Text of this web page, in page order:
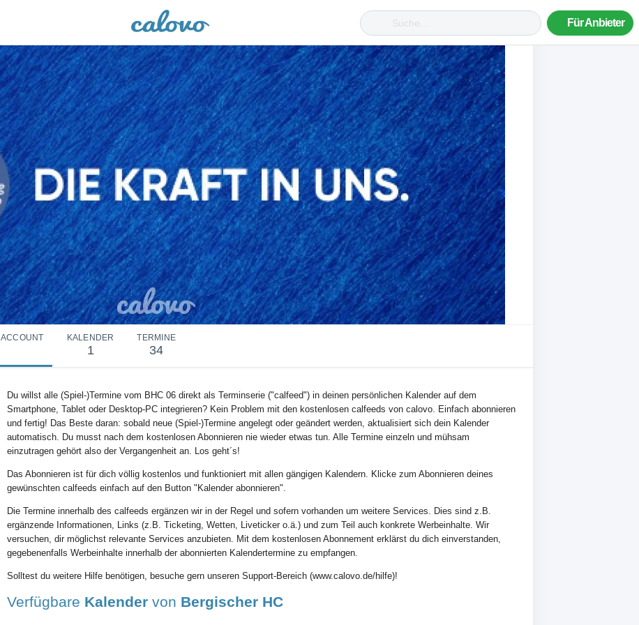
Für Anbieter
ACCOUNT KALENDER
1
TERMINE
34
Du willst alle (Spiel-)Termine vom BHC 06 direkt als Terminserie ("calfeed") in deinen persönlichen Kalender auf dem
Smartphone, Tablet oder Desktop-PC integrieren? Kein Problem mit den kostenlosen calfeeds von calovo. Einfach abonnieren
und fertig! Das Beste daran: sobald neue (Spiel-)Termine angelegt oder geändert werden, aktualisiert sich dein Kalender
automatisch. Du musst nach dem kostenlosen Abonnieren nie wieder etwas tun. Alle Termine einzeln und mühsam
einzutragen gehört also der Vergangenheit an. Los geht´s!
Das Abonnieren ist für dich völlig kostenlos und funktioniert mit allen gängigen Kalendern. Klicke zum Abonnieren deines
gewünschten calfeeds einfach auf den Button "Kalender abonnieren".
Die Termine innerhalb des calfeeds ergänzen wir in der Regel und sofern vorhanden um weitere Services. Dies sind z.B.
ergänzende Informationen, Links (z.B. Ticketing, Wetten, Liveticker o.ä.) und zum Teil auch konkrete Werbeinhalte. Wir
versuchen, dir möglichst relevante Services anzubieten. Mit dem kostenlosen Abonnement erklärst du dich einverstanden,
gegebenenfalls Werbeinhalte innerhalb der abonnierten Kalendertermine zu empfangen.
Solltest du weitere Hilfe benötigen, besuche gern unseren Support-Bereich (www.calovo.de/hilfe)!
Verfügbare Kalender von Bergischer HC